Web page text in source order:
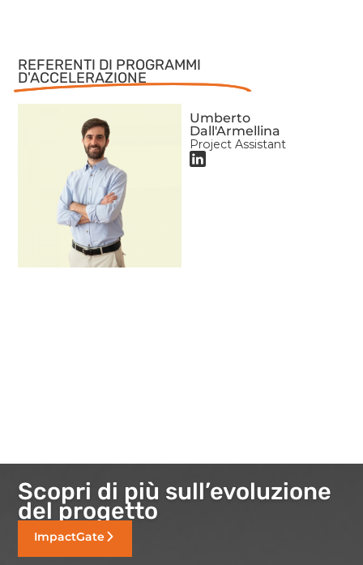
REFERENTI DI PROGRAMMI
D'ACCELERAZIONE
Umberto
Dall'Armellina
Project Assistant
Scopri di più sull’evoluzione
del progetto
ImpactGate